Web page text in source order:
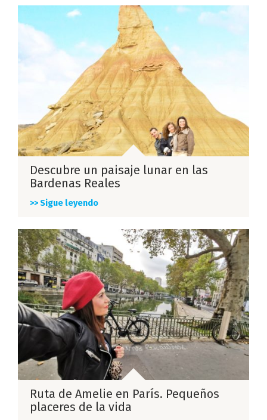
Descubre un paisaje lunar en las
Bardenas Reales
>> Sigue leyendo
Ruta de Amelie en París. Pequeños
placeres de la vida